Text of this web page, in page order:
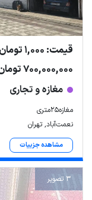
قیمت: 1,000 تومان اجاره
700,000,000 تومان رهن
مغازه و تجاری
مغازه25متری
نعمت‌آباد, تهران
مشاهده جزییات
3 تصویر